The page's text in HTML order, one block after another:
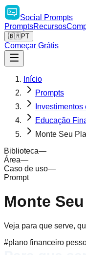
Social
Prompts
PromptsRecursos
🇧🇷PT
Começar Grátis
Início
Prompts
Educação
Monte Seu
Biblioteca—
Área—
Caso de uso—
Prompt
Monte
Veja para que serve,
#plano financeiro